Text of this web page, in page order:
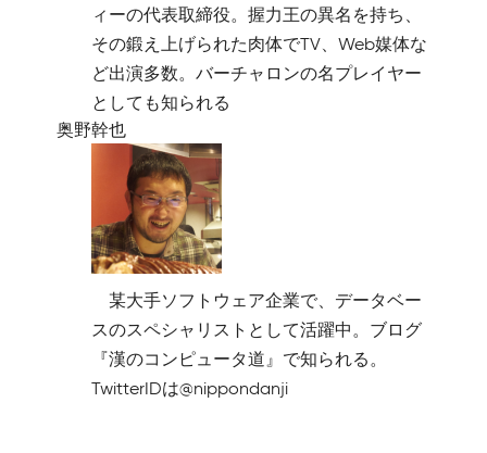
ィーの代表取締役。握力王の異名を持ち、
その鍛え上げられた肉体でTV、Web媒体な
ど出演多数。バーチャロンの名プレイヤー
としても知られる
奥野幹也
某大手ソフトウェア企業で、データベー
スのスペシャリストとして活躍中。ブログ
『漢のコンピュータ道』で知られる。
TwitterIDは@nippondanji